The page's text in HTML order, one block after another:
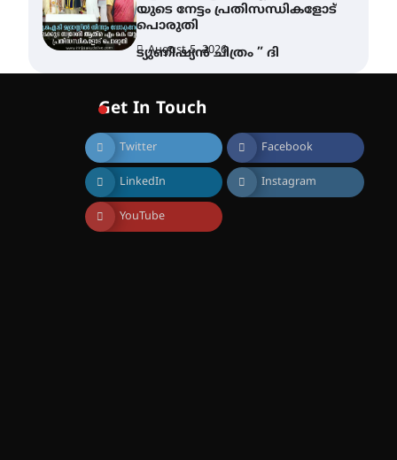
യുടെ നേട്ടം പ്രതിസന്ധികളോട്
പൊരുതി
August 5, 2026
ട്യുണീഷ്യൻ ചിത്രം ” ദി
സൊസൈറ്റി ആഗസ്റ്റ് 7
വെള്ളിയാഴ്ച സ്‌ക്രീൻ
ചെയ്യുന്നു
August 6, 2026
സെന്റ് ജോസഫ്സ് കോളജ്
കോമേഴ്‌സ്
അസോസിയേഷന്
തുടക്കമായി
Get In Touch
Twitter Facebook
LinkedIn Instagram
YouTube